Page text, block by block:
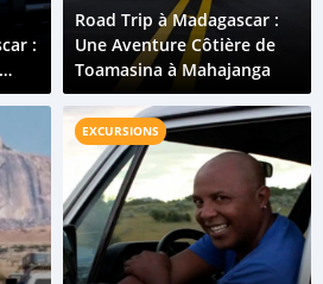
:
Road Trip à Madagascar :
Une Aventure Côtière de
Toamasina à Mahajanga
EXCURSIONS